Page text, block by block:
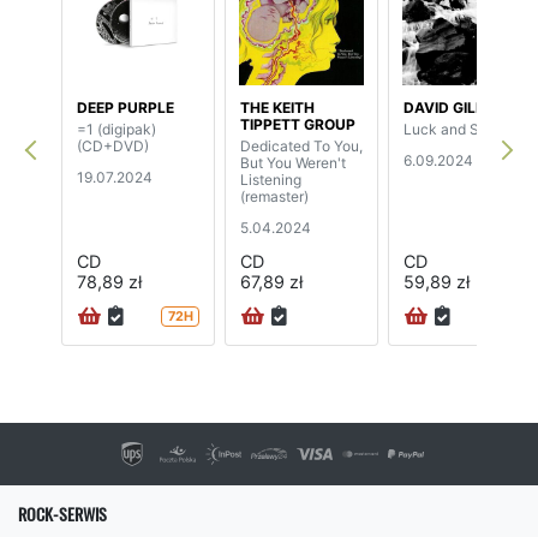
DEEP PURPLE
=1 (digipak)
(CD+DVD)
19.07.2024
CD
78,89 zł
72H
THE KEITH
TIPPETT GROUP
Dedicated To You,
But You Weren't
Listening
(remaster)
5.04.2024
CD
67,89 zł
DAVID GILMOUR
Luck and Strange
6.09.2024
CD
59,89 zł
ROCK-SERWIS